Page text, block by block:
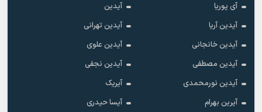
آی پوریا
آیدین
آیدین آریا
آیدین تهرانی
آیدین خانجانی
آیدین علوی
آیدین مصطفی
آیدین نجفی
آیدین نورمحمدی
آیریک
آیرین بهرام
آیسا حیدری